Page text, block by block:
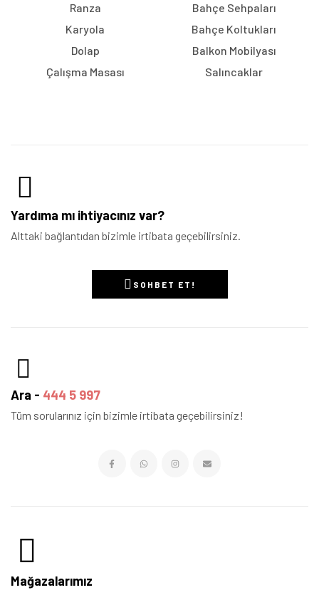
Ranza
Karyola
Dolap
Çalışma Masası
Bahçe Sehpaları
Bahçe Koltukları
Balkon Mobilyası
Salıncaklar
Yardıma mı ihtiyacınız var?
Alttaki bağlantıdan bizimle irtibata geçebilirsiniz.
SOHBET ET!
Ara - 444 5 997
Tüm sorularınız için bizimle irtibata geçebilirsiniz!
Mağazalarımız